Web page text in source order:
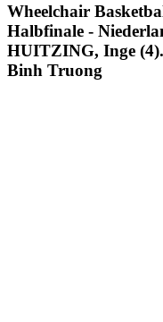
Wheelchair
Halbfinale -
HUITZING, Inge
Binh Truong